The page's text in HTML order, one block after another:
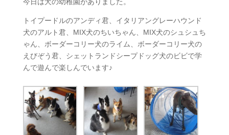
今日は犬の幼稚園がありました。
トイプードルのアンディ君、イタリアングレーハウンド
犬のアルト君、MIX犬のちいちゃん、MIX犬のシュシュち
ゃん、ボーダーコリー犬のライム、ボーダーコリー犬の
えびぞう君、シェットランドシープドッグ犬のビビで学
んで遊んで楽しんでいます♪